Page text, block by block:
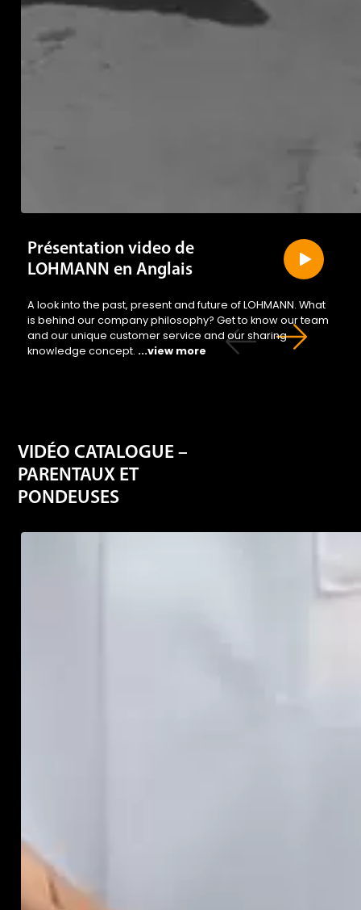
Présentation video de
LOHMANN en Anglais
is behind our company philosophy? Get to know our team
and our unique customer service and our sharing
knowledge concept....view more
VIDÉO CATALOGUE –
PARENTAUX ET
PONDEUSES